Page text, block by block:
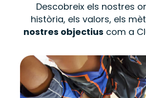
Descobreix els nostres
història, els valors, els
nostres objectius com a